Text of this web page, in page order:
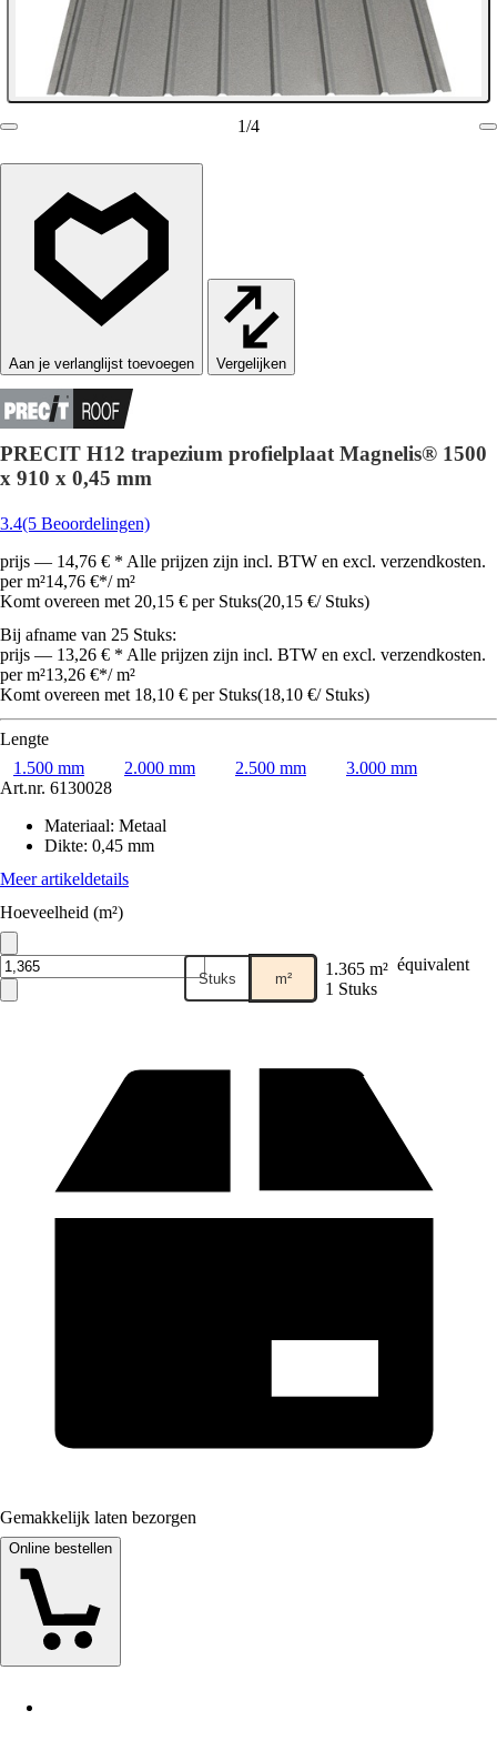
1/4
Vergelijken
PRECIT H12 trapezium profielplaat Magnelis® 1500
x 910 x 0,45 mm
3.4(5 Beoordelingen)
prijs — 14,76 € * Alle prijzen zijn incl. BTW en excl. verzendkosten.
per m²14,76 €*/ m²
Komt overeen met 20,15 € per Stuks(20,15 €/ Stuks)
Bij afname van 25 Stuks:
prijs — 13,26 € * Alle prijzen zijn incl. BTW en excl. verzendkosten.
per m²13,26 €*/ m²
Komt overeen met 18,10 € per Stuks(18,10 €/ Stuks)
Lengte
1.500 mm
2.000 mm 2.500 mm
3.000 mm
Art.nr. 6130028
Materiaal: Metaal
Dikte: 0,45 mm
Meer artikeldetails
Hoeveelheid (m²)
Stuks m² 1.365 m² équivalent
1 Stuks
Gemakkelijk laten bezorgen
Online bestellen